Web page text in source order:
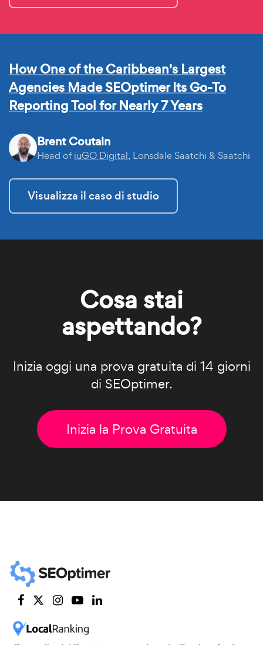
How One of the Caribbean's Largest
Agencies Made SEOptimer Its Go-To
Reporting Tool for Nearly 7 Years
Brent Coutain
Head ofiuGO Digital, Lonsdale Saatchi & Saatchi
Visualizza il caso di studio
Cosa stai
aspettando?
Inizia oggi una prova gratuita di 14 giorni
di SEOptimer.
Inizia la Prova Gratuita